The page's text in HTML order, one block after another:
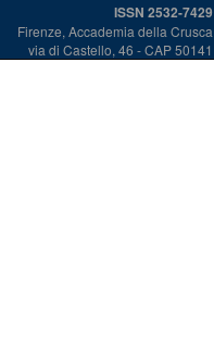
ISSN 2532-7429
Firenze, Accademia della Crusca
via di Castello, 46 - CAP 50141